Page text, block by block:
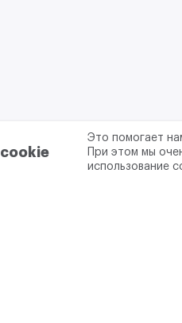
Это помогает
При этом мы
использование